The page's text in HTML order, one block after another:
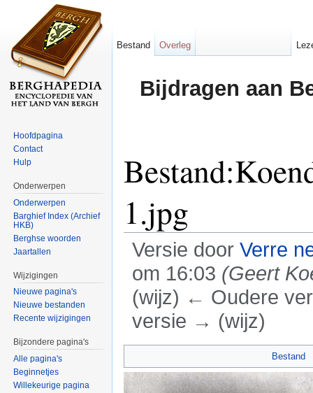
Bijdragen aan
1.jpg
Versie door Verre
om 16:03 (Geert
(wijz) ← Oudere
versie → (wijz)
Bestand
Bestand Overleg
Hoofdpagina
Contact
Hulp
Onderwerpen
Onderwerpen
Barghief Index (Archief
HKB)
Berghse woorden
Jaartallen
Wijzigingen
Nieuwe pagina's
Nieuwe bestanden
Recente wijzigingen
Bijzondere pagina's
Alle pagina's
Beginnetjes
Willekeurige pagina